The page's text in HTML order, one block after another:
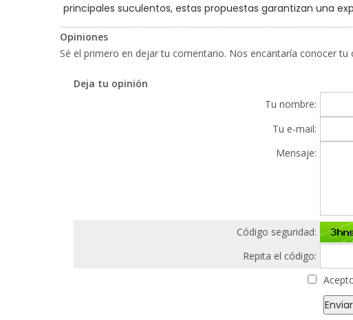
principales suculentos, estas propuestas garantizan una
Opiniones
Sé el primero en dejar tu comentario. Nos encantaría conocer tu
Deja tu opinión
Tu nombre:
Tu e-mail:
Mensaje:
Código seguridad:
Repita el código: